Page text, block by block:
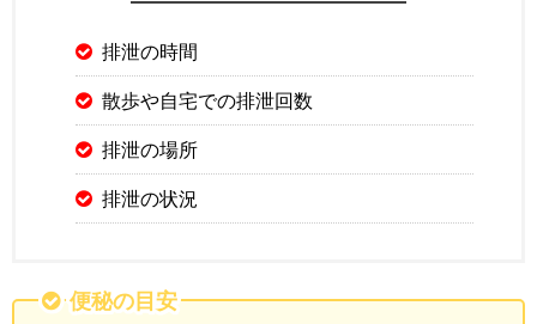
排泄の時間
散歩や自宅での排泄回数
排泄の場所
排泄の状況
便秘の目安